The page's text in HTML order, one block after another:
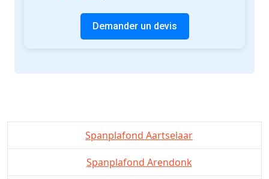
Demander un devis
Spanplafond Aartselaar
Spanplafond Arendonk